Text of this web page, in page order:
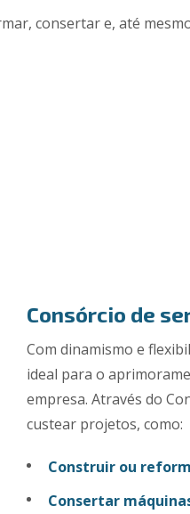
consertar e, até
Consórcio de
Com dinamismo e
ideal para o
empresa. Através do
custear projetos, como:
Construir ou
Consertar